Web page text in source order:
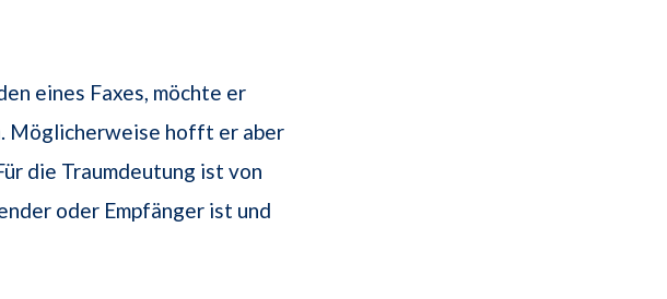
eines Faxes, möchte er
Möglicherweise hofft er aber
die Traumdeutung ist von
oder Empfänger ist und